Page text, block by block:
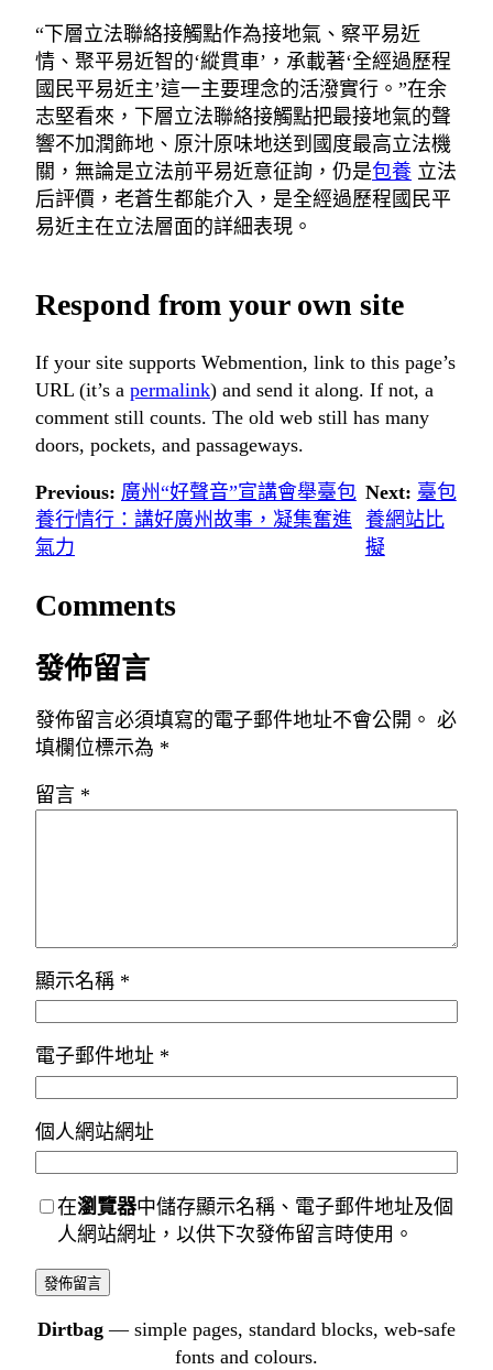
“下層立法聯絡接觸點作為接地氣、察平易近
情、聚平易近智的‘縱貫車’，承載著‘全經過歷程
國民平易近主’這一主要理念的活潑實行。”在余
志堅看來，下層立法聯絡接觸點把最接地氣的聲
響不加潤飾地、原汁原味地送到國度最高立法機
關，無論是立法前平易近意征詢，仍是包養 立法
后評價，老蒼生都能介入，是全經過歷程國民平
易近主在立法層面的詳細表現。
Respond from your own site
If your site supports Webmention, link to this page’s
URL (it’s a permalink) and send it along. If not, a
comment still counts. The old web still has many
doors, pockets, and passageways.
Previous: 廣州“好聲音”宣講會舉臺包
養行情行：講好廣州故事，凝集奮進
氣力
Next: 臺包
養網站比
擬
Comments
發佈留言
發佈留言必須填寫的電子郵件地址不會公開。 必
填欄位標示為 *
留言 *
顯示名稱 *
電子郵件地址 *
個人網站網址
在瀏覽器中儲存顯示名稱、電子郵件地址及個
人網站網址，以供下次發佈留言時使用。
Dirtbag — simple pages, standard blocks, web-safe
fonts and colours.